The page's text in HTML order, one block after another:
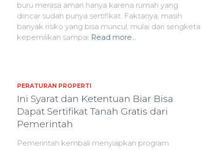
buru merasa aman hanya karena rumah yang
diincar sudah punya sertifikat. Faktanya, masih
banyak risiko yang bisa muncul, mulai dari sengketa
kepemilikan sampai Read more…
PERATURAN PROPERTI
Ini Syarat dan Ketentuan Biar Bisa
Dapat Sertifikat Tanah Gratis dari
Pemerintah
Pemerintah kembali menyiapkan program